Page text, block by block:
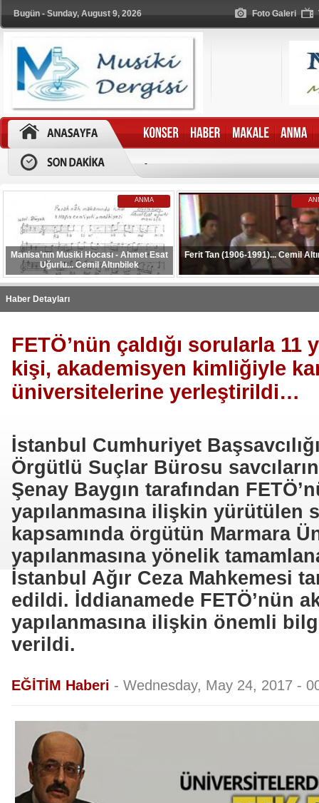
Bugün - Sunday, August 9, 2026 Foto Galeri
-
ANMA
Manisa’nın Musiki Hocası - Ahmet Esat
Uğurlu... Cemil Altınbilek
Ferit Tan (1906-1991)... Cemil
Haber Detayları
FETÖ’nün çaldığı sorularla 11
kişi, akademisyen kimliğiyle
üniversitelerine yerleştirildi…
İstanbul Cumhuriyet
Örgütlü Suçlar Bürosu
Şenay Baygın tarafından
yapılanmasına ilişkin yürütülen
kapsamında örgütün Marmara
yapılanmasına yönelik
İstanbul Ağır Ceza Mahkemesi
edildi. İddianamede FETÖ’nün
yapılanmasına ilişkin önemli
verildi.
EĞİTİM Haberi - Wednesday, May 24, 2017 -